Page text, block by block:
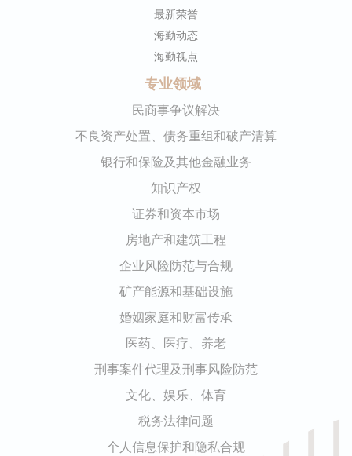
最新荣誉
海勤动态
海勤视点
专业领域
民商事争议解决
不良资产处置、债务重组和破产清算
银行和保险及其他金融业务
知识产权
证券和资本市场
房地产和建筑工程
企业风险防范与合规
矿产能源和基础设施
婚姻家庭和财富传承
医药、医疗、养老
刑事案件代理及刑事风险防范
文化、娱乐、体育
税务法律问题
个人信息保护和隐私合规